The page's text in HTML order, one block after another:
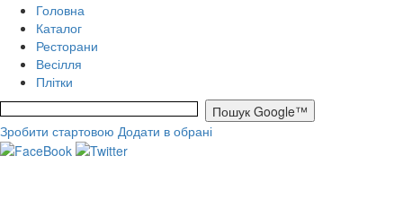
Головна
Каталог
Ресторани
Весілля
Плітки
Зробити стартовою Додати в обрані